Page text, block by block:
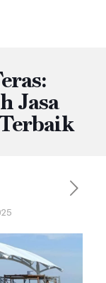
Jasa